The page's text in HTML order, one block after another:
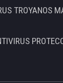
TROYANOS